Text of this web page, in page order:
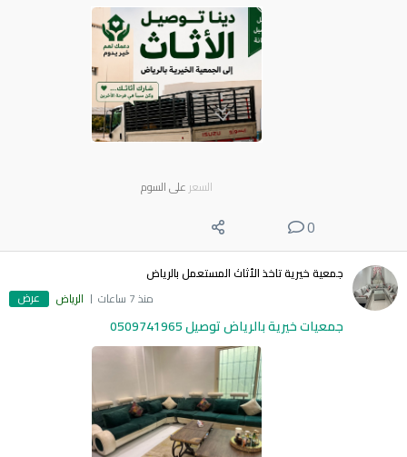
السعر على السوم
0
جمعية خيرية تاخذ الأثاث المستعمل بالرياض
منذ 7 ساعات
الرياض عرض
جمعيات خيرية بالرياض توصيل 0509741965